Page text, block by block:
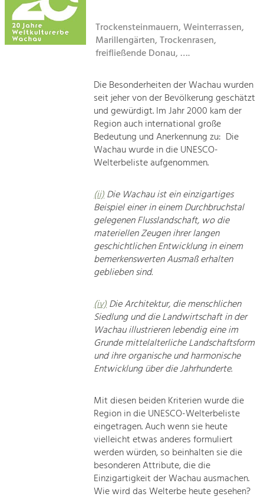
Kirchen am Fluss
Suche
Tourismus
Angebotsentwicklung und
Positionierung.
Kunst & Kultur
Handwerk, Wissenschaft und Forschung.
Soziales, Bildung &
Gleichberechtigung, Jugend und
Klimawandel, öffentlicher Verkehr und
erneuerbare Energie
Steigerung regionaler Wertschöpfung
Trockensteinmauern, Weinterrassen,
Marillengärten, Trockenrasen,
freifließende Donau, ….
Die Besonderheiten der Wachau wurden
seit jeher von der Bevölkerung geschätzt
und gewürdigt. Im Jahr 2000 kam der
Region auch international große
Bedeutung und Anerkennung zu: Die
Wachau wurde in die UNESCO-
Welterbeliste aufgenommen.
(ii)Die Wachau ist ein einzigartiges
Beispiel einer in einem Durchbruchstal
gelegenen Flusslandschaft, wo die
materiellen Zeugen ihrer langen
geschichtlichen Entwicklung in einem
bemerkenswerten Ausmaß erhalten
geblieben sind.
(iv)Die Architektur, die menschlichen
Siedlung und die Landwirtschaft in der
Wachau illustrieren lebendig eine im
Grunde mittelalterliche Landschaftsform
und ihre organische und harmonische
Entwicklung über die Jahrhunderte.
Mit diesen beiden Kriterien wurde die
Region in die UNESCO-Welterbeliste
eingetragen. Auch wenn sie heute
vielleicht etwas anderes formuliert
werden würden, so beinhalten sie die
besonderen Attribute, die die
Einzigartigkeit der Wachau ausmachen.
Wie wird das Welterbe heute gesehen?